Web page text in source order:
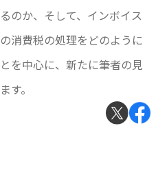
のか、そして、インボイス
消費税の処理をどのように
を中心に、新たに筆者の見
す。